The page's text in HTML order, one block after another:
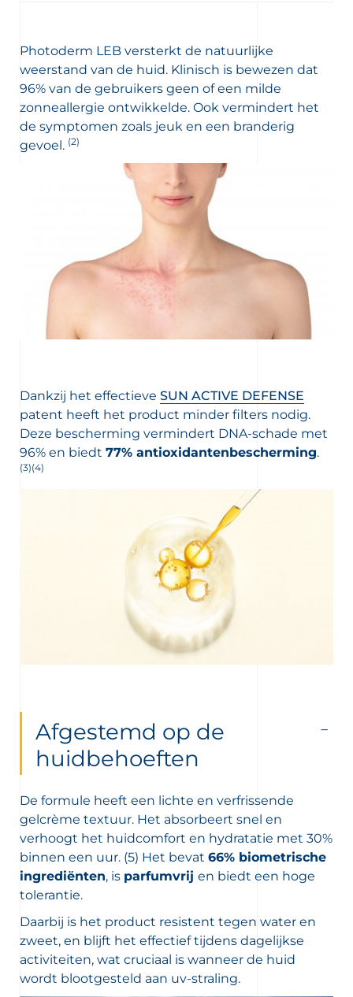
Photoderm LEB versterkt de natuurlijke
weerstand van de huid. Klinisch is bewezen dat
96% van de gebruikers geen of een milde
zonneallergie ontwikkelde. Ook vermindert het
de symptomen zoals jeuk en een branderig
gevoel. (2)
Dankzij het effectieve SUN ACTIVE DEFENSE
patent heeft het product minder filters nodig.
Deze bescherming vermindert DNA-schade met
96% en biedt 77% antioxidantenbescherming.
(3)(4)
Afgestemd op de
huidbehoeften
De formule heeft een lichte en verfrissende
gelcrème textuur. Het absorbeert snel en
verhoogt het huidcomfort en hydratatie met 30%
binnen een uur. (5) Het bevat 66% biometrische
ingrediënten, is parfumvrij en biedt een hoge
tolerantie.
Daarbij is het product resistent tegen water en
zweet, en blijft het effectief tijdens dagelijkse
activiteiten, wat cruciaal is wanneer de huid
wordt blootgesteld aan uv-straling.